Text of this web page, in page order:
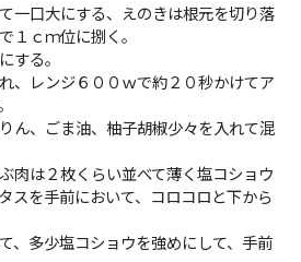
一口大にする、えのきは根元を切り落
１ｃｍ位に捌く。
する。
、レンジ６００ｗで約２０秒かけてア
ん、ごま油、柚子胡椒少々を入れて混
肉は２枚くらい並べて薄く塩コショウ
スを手前において、コロコロと下から
、多少塩コショウを強めにして、手前